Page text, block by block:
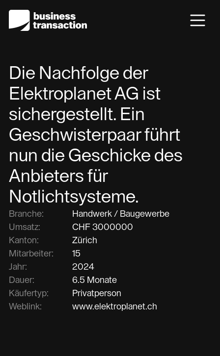
Die Nachfolge der
Elektroplanet AG ist
sichergestellt. Ein
Geschwisterpaar führt
nun die Geschicke des
Anbieters für
Notlichtsysteme.
Branche:
Handwerk / Baugewerbe
Umsatz:
CHF 3000000
Kanton:
Zürich
Mitarbeiter:
15
Jahr:
2024
Dauer:
6.5 Monate
Käufertyp:
Privatperson
Weblink:
www.elektroplanet.ch